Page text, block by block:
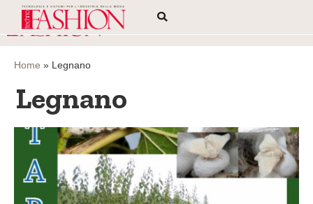
Home » Legnano
Legnano